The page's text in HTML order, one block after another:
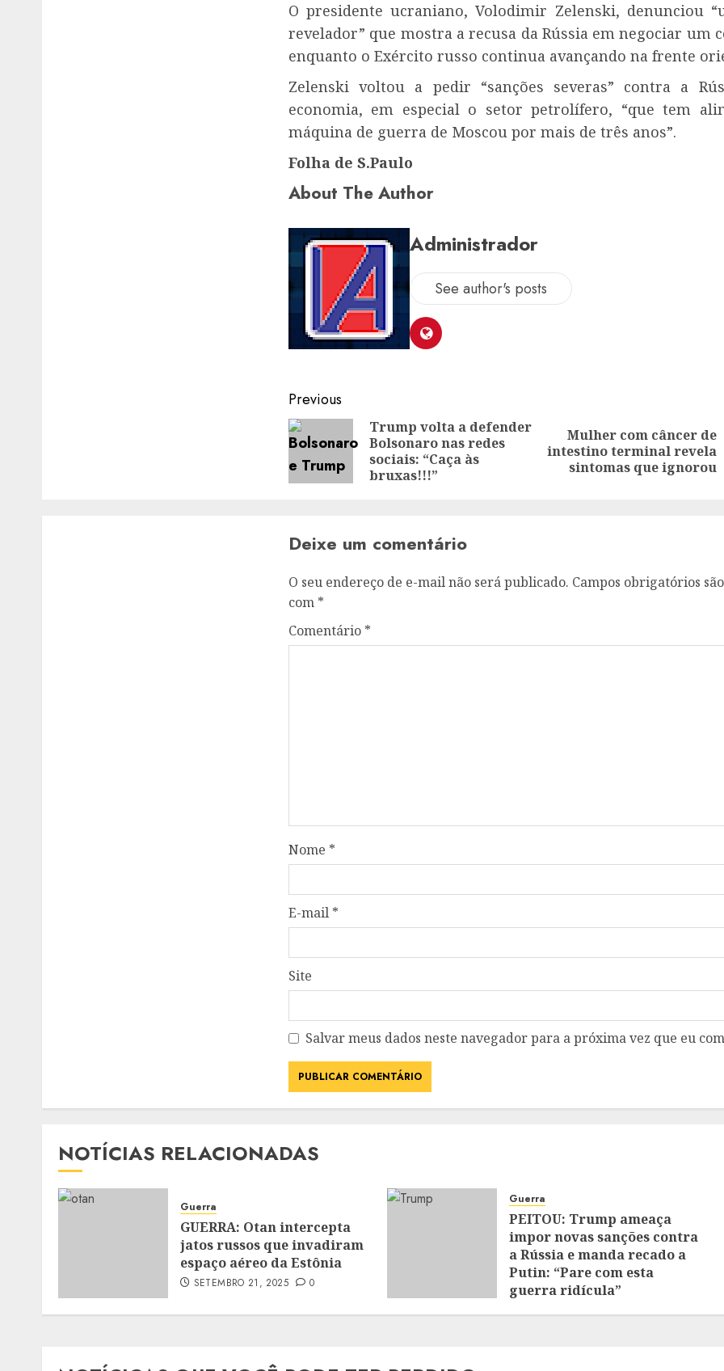
O presidente ucraniano, Volodimir Zelenski, denunciou
revelador” que mostra a recusa da Rússia em negociar um
enquanto o Exército russo continua avançando na frente
Zelenski voltou a pedir “sanções severas” contra a
economia, em especial o setor petrolífero, “que tem
máquina de guerra de Moscou por mais de três anos”.
Folha de S.Paulo
About The Author
Administrador
See author's posts
Post
navigation
Previous
Previous
post:
Trump volta a defender
Bolsonaro nas redes
sociais: “Caça às
bruxas!!!”
Next
post:
Mulher com câncer de
intestino terminal revela
sintomas que ignorou
Deixe um comentário
O seu endereço de e-mail não será publicado. Campos obrigatórios
com *
Comentário *
Nome *
E-mail *
Site
Salvar meus dados neste navegador para a próxima vez que eu
NOTÍCIAS RELACIONADAS
Guerra
GUERRA: Otan intercepta
jatos russos que invadiram
espaço aéreo da Estônia
SETEMBRO 21, 2025 0
Guerra
PEITOU: Trump ameaça
impor novas sanções contra
a Rússia e manda recado a
Putin: “Pare com esta
guerra ridícula”